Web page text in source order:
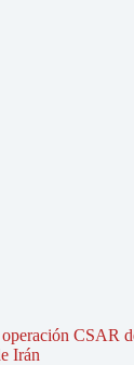
CSAR
Irán